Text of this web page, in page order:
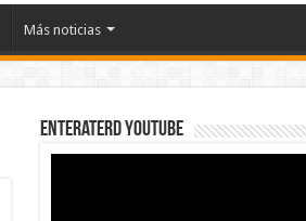
Más noticias
EnterateRD YOUTUBE